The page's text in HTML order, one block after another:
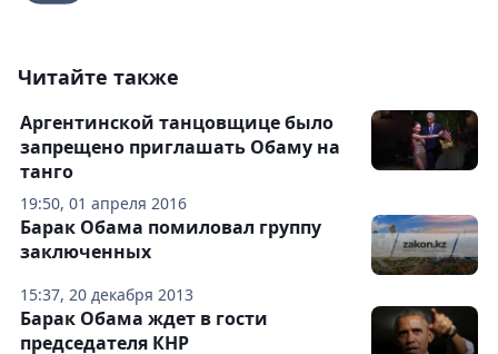
Читайте также
19:50, 01 апреля 2016
Аргентинской танцовщице было
запрещено приглашать Обаму на
танго
15:37, 20 декабря 2013
Барак Обама помиловал группу
заключенных
Барак Обама ждет в гости
председателя КНР